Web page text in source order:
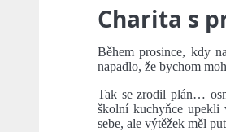
Charita s
Během prosince, kdy
napadlo, že bychom
Tak se zrodil plán…
školní kuchyňce upekli
sebe, ale výtěžek měl